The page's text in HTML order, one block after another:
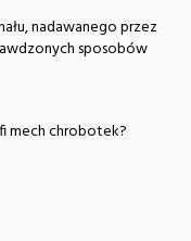
nadawanego przez
sposobów
mech chrobotek?